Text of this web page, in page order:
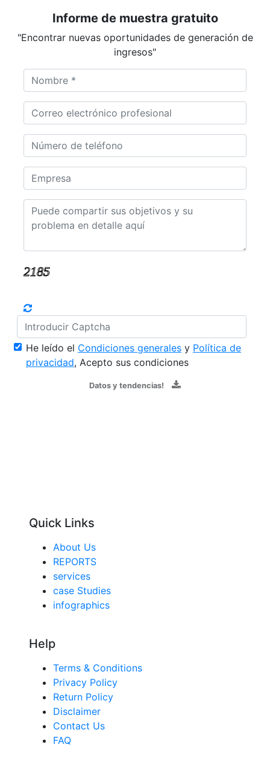
Informe de muestra gratuito
"Encontrar nuevas oportunidades de generación de
ingresos"
He leído el Condiciones generales y Política de
privacidad, Acepto sus condiciones
Datos y tendencias!
Quick Links
About Us
REPORTS
services
case Studies
infographics
Help
Terms & Conditions
Privacy Policy
Return Policy
Disclaimer
Contact Us
FAQ